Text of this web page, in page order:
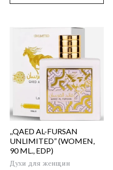
,,QAED AL-FURSAN
UNLIMITED” (WOMEN,
90 ML., EDP)
Духи для женщин